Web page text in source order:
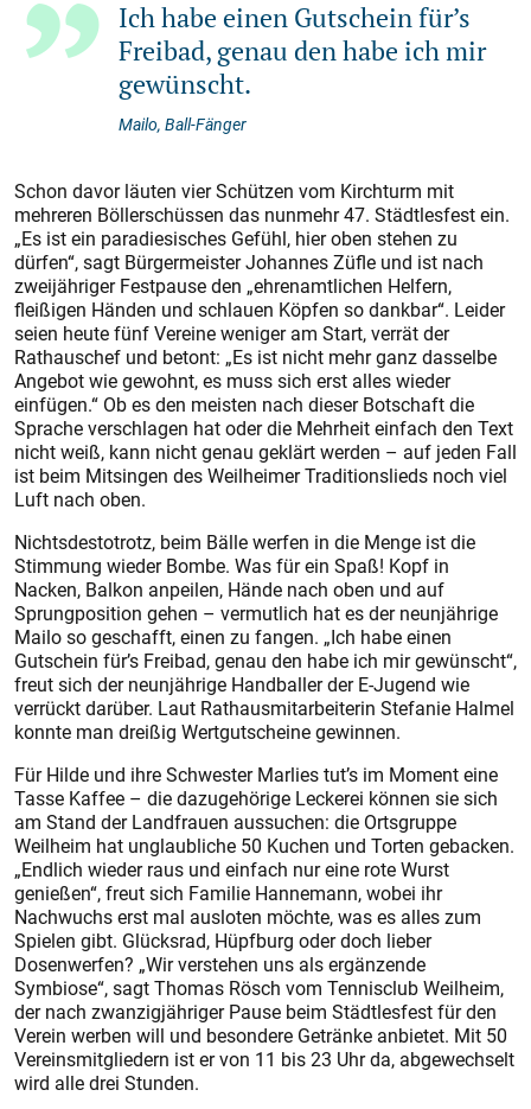
Ich habe einen Gutschein für’s
Freibad, genau den habe ich mir
gewünscht.
Mailo, Ball-Fänger
Schon davor läuten vier Schützen vom Kirchturm mit
mehreren Böllerschüssen das nunmehr 47. Städtlesfest ein.
„Es ist ein paradiesisches Gefühl, hier oben stehen zu
dürfen“, sagt Bürgermeister Johannes Züfle und ist nach
zweijähriger Festpause den „ehrenamtlichen Helfern,
fleißigen Händen und schlauen Köpfen so dankbar“. Leider
seien heute fünf Vereine weniger am Start, verrät der
Rathauschef und betont: „Es ist nicht mehr ganz dasselbe
Angebot wie gewohnt, es muss sich erst alles wieder
einfügen.“ Ob es den meisten nach dieser Botschaft die
Sprache verschlagen hat oder die Mehrheit einfach den Text
nicht weiß, kann nicht genau geklärt werden – auf jeden Fall
ist beim Mitsingen des Weilheimer Traditionslieds noch viel
Luft nach oben.
Nichtsdestotrotz, beim Bälle werfen in die Menge ist die
Stimmung wieder Bombe. Was für ein Spaß! Kopf in
Nacken, Balkon anpeilen, Hände nach oben und auf
Sprungposition gehen – vermutlich hat es der neunjährige
Mailo so geschafft, einen zu fangen. „Ich habe einen
Gutschein für’s Freibad, genau den habe ich mir gewünscht“,
freut sich der neunjährige Handballer der E-Jugend wie
verrückt darüber. Laut Rathausmitarbeiterin Stefanie Halmel
konnte man dreißig Wertgutscheine gewinnen.
Für Hilde und ihre Schwester Marlies tut’s im Moment eine
Tasse Kaffee – die dazugehörige Leckerei können sie sich
am Stand der Landfrauen aussuchen: die Ortsgruppe
Weilheim hat unglaubliche 50 Kuchen und Torten gebacken.
„Endlich wieder raus und einfach nur eine rote Wurst
genießen“, freut sich Familie Hannemann, wobei ihr
Nachwuchs erst mal ausloten möchte, was es alles zum
Spielen gibt. Glücksrad, Hüpfburg oder doch lieber
Dosenwerfen? „Wir verstehen uns als ergänzende
Symbiose“, sagt Thomas Rösch vom Tennisclub Weilheim,
der nach zwanzigjähriger Pause beim Städtlesfest für den
Verein werben will und besondere Getränke anbietet. Mit 50
Vereinsmitgliedern ist er von 11 bis 23 Uhr da, abgewechselt
wird alle drei Stunden.